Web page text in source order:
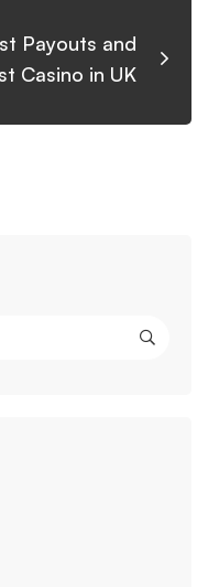
Payouts and
Casino in UK